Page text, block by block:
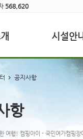
568,620
시설안
공지사항
항
여행! 캠핑아이 - 국민여가캠핑장